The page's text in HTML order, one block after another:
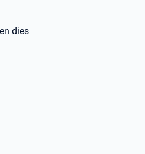
dies